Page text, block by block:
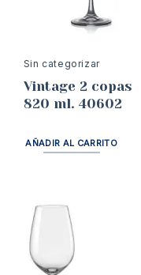
Sin categorizar
Vintage 2 copas
820 ml. 40602
AÑADIR AL CARRITO